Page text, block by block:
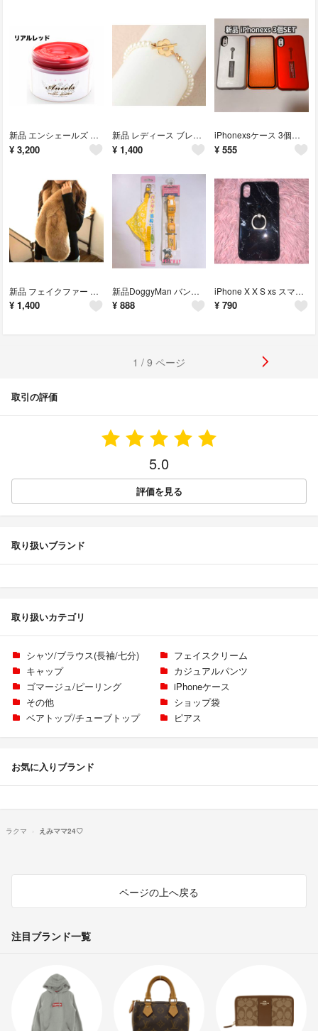
新品 エンシェールズ カラーバター 200g リアルレッド 赤 赤髪 ヘアカラー
¥ 3,200
新品 レディース ブレスレット パール フラワー ビジュー ゴールド 韓国 花
¥ 1,400
iPhonexsケース 3個セット スマホケース SET
¥ 555
新品 フェイクファー ボリュームロングマフラー ネックウオーマースヌード
¥ 1,400
新品DoggyMan バンダナ首輪 小型犬用 首回り25-35cm 19〜25
¥ 888
iPhone X X S xs スマホケース ブラック 大理石風 マーブル柄
¥ 790
1 / 9 ページ
取引の評価
5.0
評価を見る
取り扱いブランド
取り扱いカテゴリ
シャツ/ブラウス(長袖/七分)
フェイスクリーム
キャップ
カジュアルパンツ
ゴマージュ/ピーリング
iPhoneケース
その他
ショップ袋
ベアトップ/チューブトップ
ピアス
お気に入りブランド
ラクマ えみママ24♡
ページの上へ戻る
注目ブランド一覧